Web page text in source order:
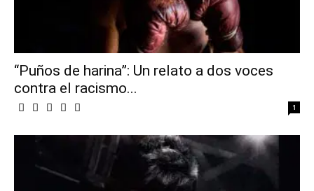
“Puños de harina”: Un relato a dos voces
contra el racismo...
1